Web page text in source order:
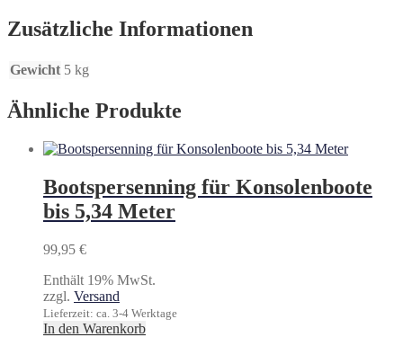
Zusätzliche Informationen
Gewicht 5 kg
Ähnliche Produkte
Bootspersenning für Konsolenboote
bis 5,34 Meter
99,95 €
Enthält 19% MwSt.
zzgl. Versand
Lieferzeit: ca. 3-4 Werktage
In den Warenkorb